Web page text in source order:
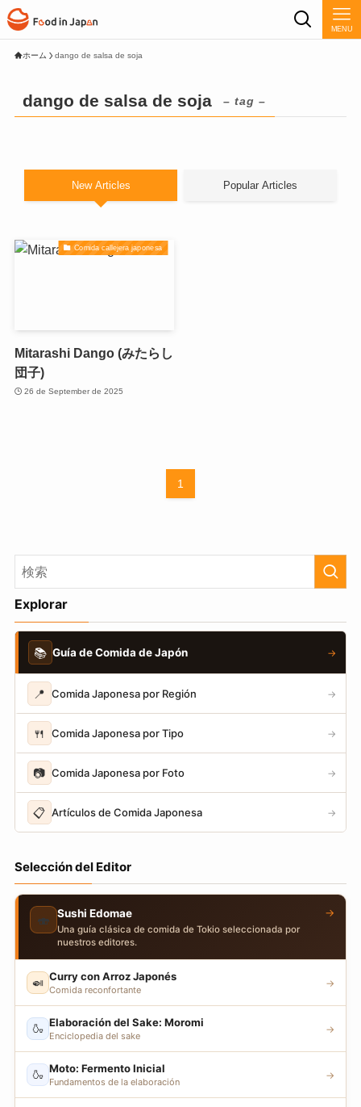
MENU
ホーム dango de salsa de soja
dango de salsa de soja – tag –
New Articles Popular Articles
Comida callejera japonesa
Mitarashi Dango (みたらし
団子)
26 de September de 2025
1
Explorar
📚 Guía de Comida de Japón →
📍 Comida Japonesa por Región →
🍴 Comida Japonesa por Tipo →
📷 Comida Japonesa por Foto →
📋 Artículos de Comida Japonesa →
Selección del Editor
🍣 Sushi Edomae
Una guía clásica de comida de Tokio seleccionada por
nuestros editores.
→
🍛 Curry con Arroz Japonés
Comida reconfortante
→
🍶 Elaboración del Sake: Moromi
Enciclopedia del sake
→
🍶 Moto: Fermento Inicial
Fundamentos de la elaboración
→